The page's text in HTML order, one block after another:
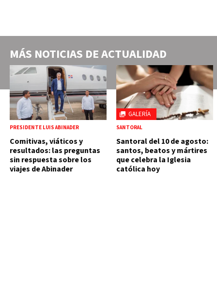
MÁS NOTICIAS DEACTUALIDAD
PRESIDENTE LUIS ABINADER
Comitivas, viáticos y
resultados: las preguntas
sin respuesta sobre los
viajes de Abinader
GALERÍA
SANTORAL
Santoral del 10 de agosto:
santos, beatos y mártires
que celebra la Iglesia
católica hoy